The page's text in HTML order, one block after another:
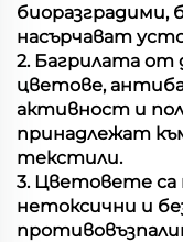
биоразградими,
насърчават
2. Багрилата от
цветове,
активност и
принадлежат
текстили.
3. Цветовете
нетоксични и